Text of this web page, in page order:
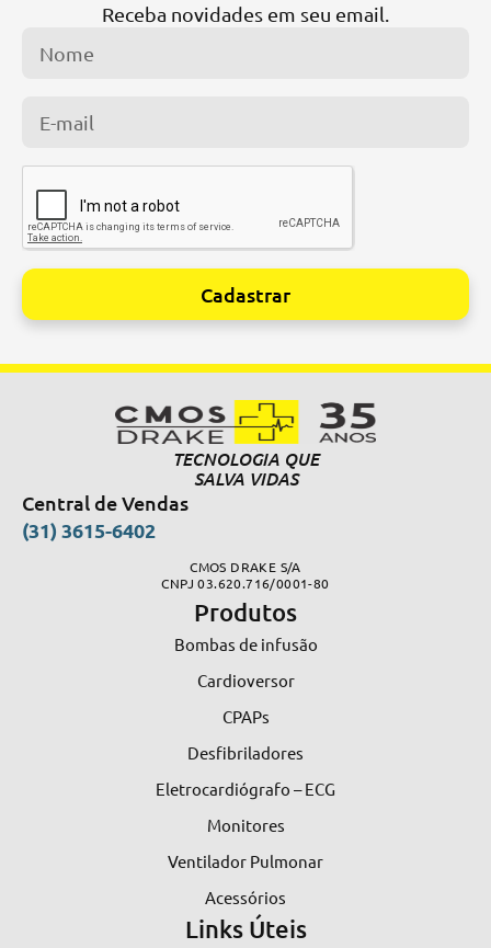
Receba novidades em seu email.
Cadastrar
TECNOLOGIA QUE
SALVA VIDAS
Central de Vendas
(31) 3615-6402
CMOS DRAKE S/A
CNPJ 03.620.716/0001-80
Produtos
Bombas de infusão
Cardioversor
CPAPs
Desfibriladores
Eletrocardiógrafo – ECG
Monitores
Ventilador Pulmonar
Acessórios
Links Úteis